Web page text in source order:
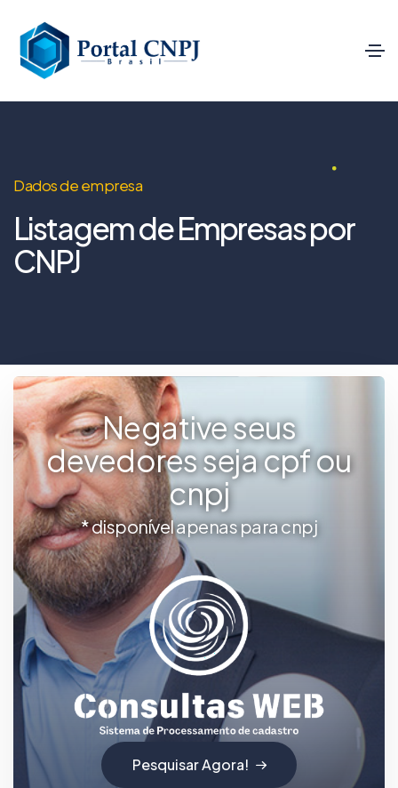
Dados de empresa
Listagem de Empresas por
CNPJ
Negative seus
devedores seja cpf ou
cnpj
* disponível apenas para cnpj
Pesquisar Agora!